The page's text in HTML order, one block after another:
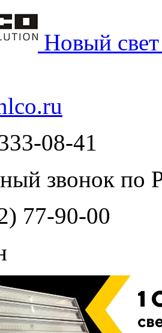
Новый
08-41
звонок по
77-90-00